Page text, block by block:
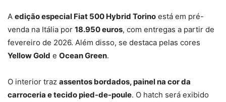
A edição especial Fiat 500 Hybrid Torino está em pré-
venda na Itália por 18.950 euros, com entregas a partir de
fevereiro de 2026. Além disso, se destaca pelas cores
Yellow Gold e Ocean Green.
O interior traz assentos bordados, painel na cor da
carroceria e tecido pied-de-poule. O hatch será exibido